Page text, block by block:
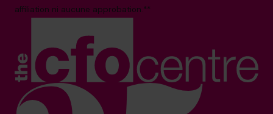
affiliation ni aucune approbation.**